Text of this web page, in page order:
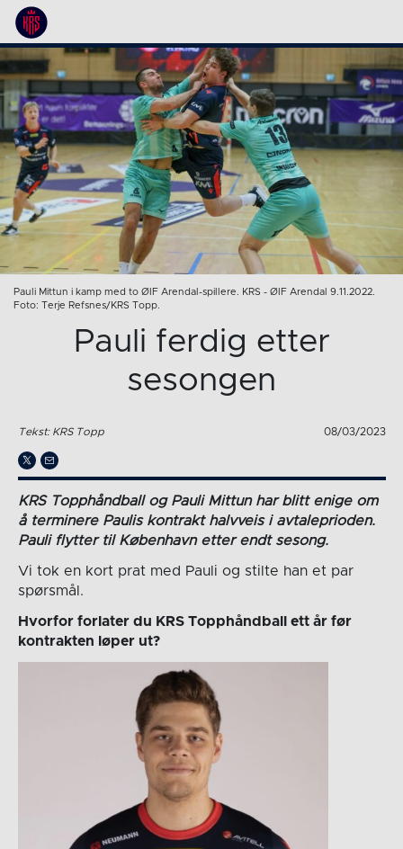
Pauli Mittun i kamp med to ØIF Arendal-spillere. KRS - ØIF Arendal 9.11.2022.
Foto: Terje Refsnes/KRS Topp.
Pauli ferdig etter
sesongen
Tekst: KRS Topp 08/03/2023
KRS Topphåndball og Pauli Mittun har blitt enige om
å terminere Paulis kontrakt halvveis i avtaleprioden.
Pauli flytter til København etter endt sesong.
Vi tok en kort prat med Pauli og stilte han et par
spørsmål.
Hvorfor forlater du KRS Topphåndball ett år før
kontrakten løper ut?